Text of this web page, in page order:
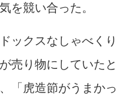
を競い合った。
ックスなしゃべくり
売り物にしていたと
「虎造節がうまかっ